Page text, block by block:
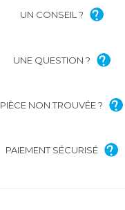
UN CONSEIL ?
UNE QUESTION ?
PIÈCE NON TROUVÉE ?
PAIEMENT SÉCURISÉ